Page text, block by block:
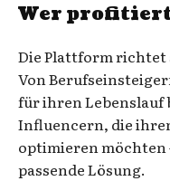
Wer profitiert
Die Plattform richtet
Von
für ihren Lebenslauf
Influencern, die
optimieren möchten
passende Lösung.